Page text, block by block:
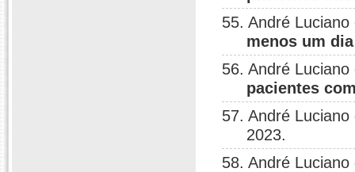
55. André
menos um
56. André
pacientes
57. André
2023.
58. André